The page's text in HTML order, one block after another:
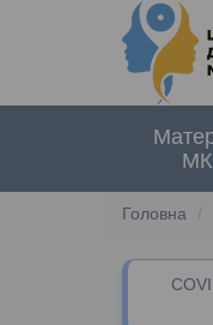
Головна